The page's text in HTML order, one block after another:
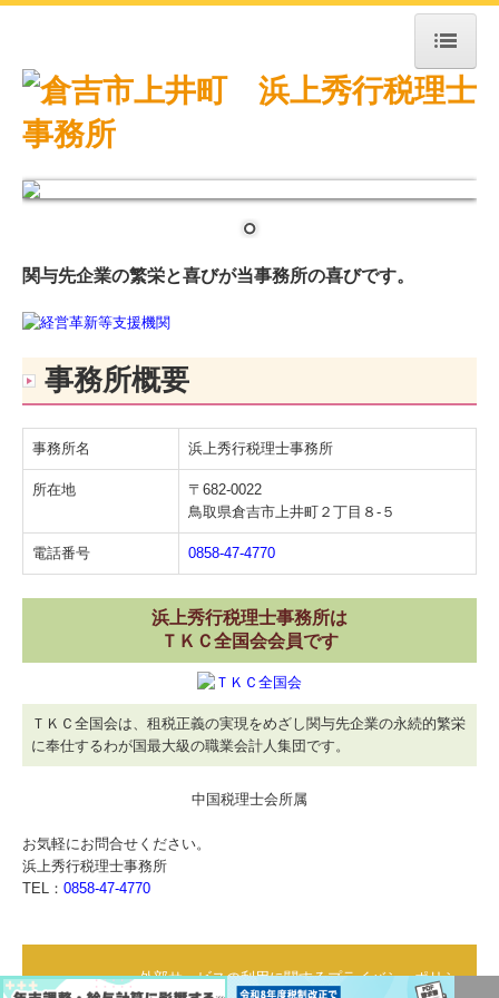
トップページ
お知らせ
事務所紹介
交通案内
業務案内
よくある質問
お問合せ
FX4クラウド
補助金・助成金・融資情報
関与先向け融資商品ご紹介
経営者オススメ情報
税務カレンダー
税務Q&A
TKCシステムQ&A
経営革新等支援機関とは
関与先企業の繁栄と喜びが当事務所の喜びです。
事務所概要
事務所名 浜上秀行税理士事務所
所在地
〒682-0022
鳥取県倉吉市上井町２丁目８-５
電話番号 0858-47-4770
浜上秀行税理士事務所は
ＴＫＣ全国会会員です
ＴＫＣ全国会は、租税正義の実現をめざし関与先企業の永続的繁栄
に奉仕するわが国最大級の職業会計人集団です。
中国税理士会所属
お気軽にお問合せください。
浜上秀行税理士事務所
TEL： 0858-47-4770
外部サービスの利用に関するプライバシーポリシー